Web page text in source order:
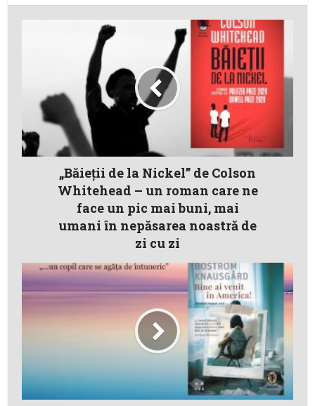
„Băieţii de la Nickel” de Colson
Whitehead – un roman care ne
face un pic mai buni, mai
umani în nepăsarea noastră de
zi cu zi